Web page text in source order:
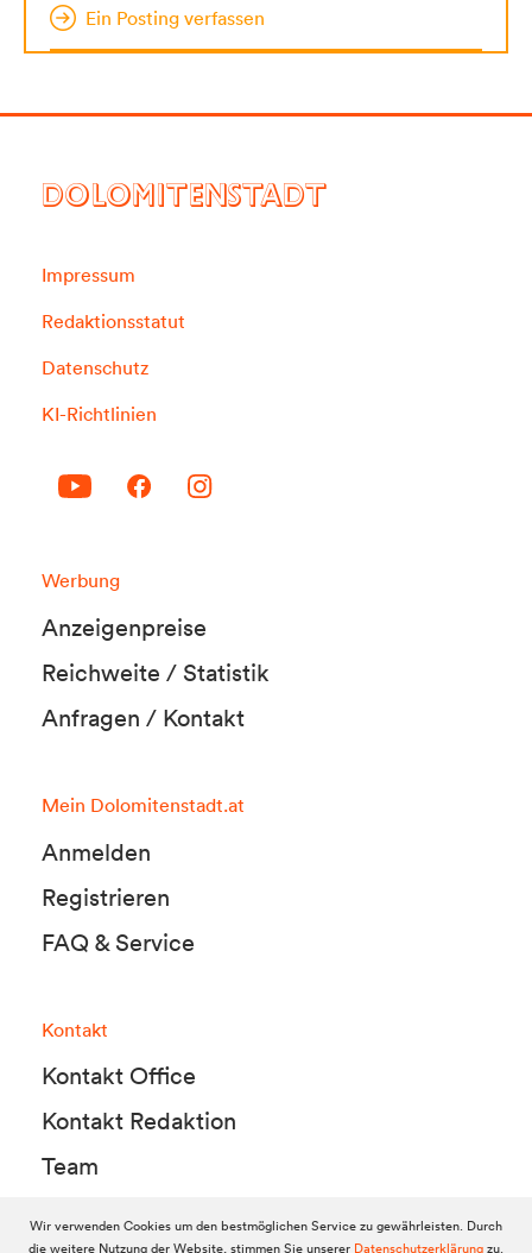
Ein Posting verfassen
DOLOMITENSTADT
Impressum
Redaktionsstatut
Datenschutz
KI-Richtlinien
Werbung
Anzeigenpreise
Reichweite / Statistik
Anfragen / Kontakt
Mein Dolomitenstadt.at
Anmelden
Registrieren
FAQ & Service
Kontakt
Kontakt Office
Kontakt Redaktion
Team
Wir verwenden Cookies um den bestmöglichen Service zu gewährleisten. Durch
die weitere Nutzung der Website, stimmen Sie unserer Datenschutzerklärungzu.